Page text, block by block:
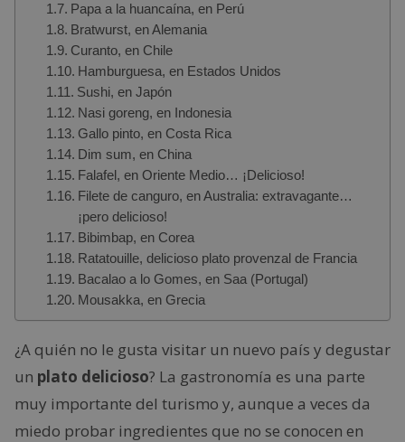
Papa a la huancaína, en Perú
Bratwurst, en Alemania
Curanto, en Chile
Hamburguesa, en Estados Unidos
Sushi, en Japón
Nasi goreng, en Indonesia
Gallo pinto, en Costa Rica
Dim sum, en China
Falafel, en Oriente Medio… ¡Delicioso!
Filete de canguro, en Australia: extravagante…
¡pero delicioso!
Bibimbap, en Corea
Ratatouille, delicioso plato provenzal de Francia
Bacalao a lo Gomes, en Saa (Portugal)
Mousakka, en Grecia
¿A quién no le gusta visitar un nuevo país y degustar
un plato delicioso? La gastronomía es una parte
muy importante del turismo y, aunque a veces da
miedo probar ingredientes que no se conocen en